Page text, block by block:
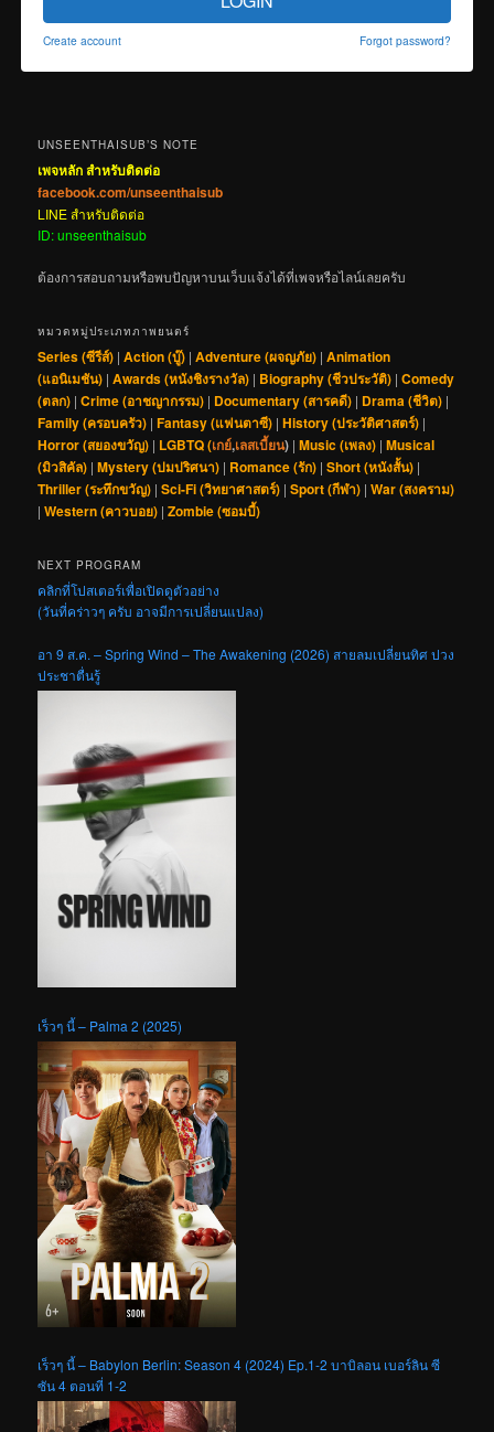
Create account Forgot password?
UNSEENTHAISUB’S NOTE
เพจหลัก สำหรับติดต่อ
facebook.com/unseenthaisub
LINE สำหรับติดต่อ
ID: unseenthaisub
ต้องการสอบถามหรือพบปัญหาบนเว็บแจ้งได้ที่เพจหรือไลน์เลยครับ
หมวดหมู่ประเภทภาพยนตร์
Series (ซีรีส์) |Action (บู๊) |Adventure (ผจญภัย) |Animation
(แอนิเมชัน) |Awards (หนังชิงรางวัล) | Biography (ชีวประวัติ) |Comedy
(ตลก) |Crime (อาชญากรรม) | Documentary (สารคดี) | Drama (ชีวิต) |
Family (ครอบครัว) |Fantasy (แฟนตาซี) |History (ประวัติศาสตร์) |
Horror (สยองขวัญ) | LGBTQ (เกย์,เลสเบี้ยน) |Music (เพลง) |Musical
(มิวสิคัล) |Mystery (ปมปริศนา) | Romance (รัก) |Short (หนังสั้น) |
Thriller (ระทึกขวัญ) |Sci-Fi (วิทยาศาสตร์) |Sport (กีฬา) |War (สงคราม)
|Western (คาวบอย) |Zombie (ซอมบี้)
NEXT PROGRAM
คลิกที่โปสเตอร์เพื่อเปิดดูตัวอย่าง
(วันที่คร่าวๆ ครับ อาจมีการเปลี่ยนแปลง)
อา 9 ส.ค. – Spring Wind – The Awakening (2026) สายลมเปลี่ยนทิศ ปวง
ประชาตื่นรู้
เร็วๆ นี้ – Palma 2 (2025)
เร็วๆ นี้ – Babylon Berlin: Season 4 (2024) Ep.1-2 บาบิลอน เบอร์ลิน ซี
ซัน 4 ตอนที่ 1-2